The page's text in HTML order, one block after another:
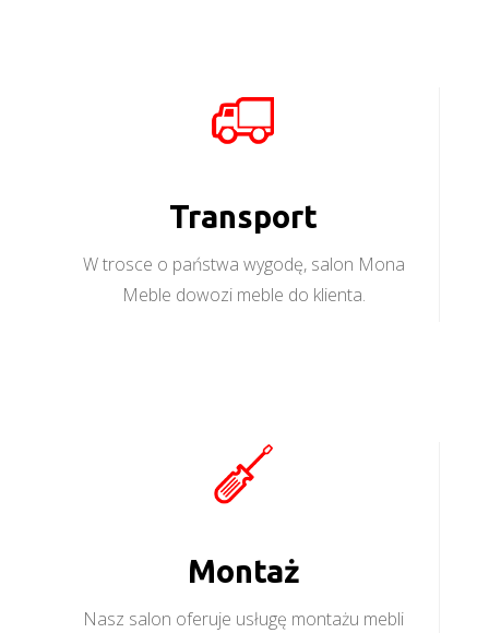
Transport
W trosce o państwa wygodę, salon Mona
Meble dowozi meble do klienta.
Montaż
Nasz salon oferuje usługę montażu mebli